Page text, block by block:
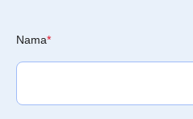
Nama*